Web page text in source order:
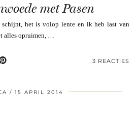
met Pasen
schijnt, het is volop lente en ik heb last van
alles opruimen, …
3 REACTIES
15 APRIL 2014